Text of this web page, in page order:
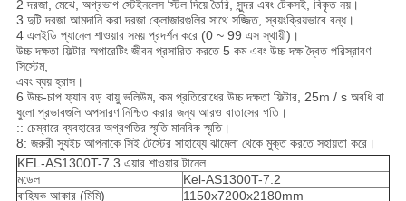
2 দরজা, মেঝে, অগ্রভাগ স্টেইনলেস স্টিল দিয়ে তৈরি, সুন্দর এবং টেকসই, বিকৃত নয়।
3 দুটি দরজা আমদানি করা দরজা ক্লোজারগুলির সাথে সজ্জিত, স্বয়ংক্রিয়ভাবে বন্ধ।
4 এলইডি প্যানেল শাওয়ার সময় প্রদর্শন করে (0 ~ 99 এস স্থায়ী)।
উচ্চ দক্ষতা ফিল্টার অপারেটিং জীবন প্রসারিত করতে 5 কম এবং উচ্চ দক্ষ দ্বৈত পরিস্রাবণ
সিস্টেম,
এবং ব্যয় হ্রাস।
6 উচ্চ-চাপ ফ্যান বড় বায়ু ভলিউম, কম প্রতিরোধের উচ্চ দক্ষতা ফিল্টার, 25m / s অবধি বা
ধুলো প্রভাবগুলি অপসারণ নিশ্চিত করার জন্য আরও বাতাসের গতি।
:: চেম্বারে ব্যবহারের অগ্রগতির স্মৃতি মানবিক স্মৃতি।
8: জরুরী স্যুইচ আপনাকে সিই টেস্টের সাহায্যে ঝামেলা থেকে মুক্ত করতে সহায়তা করে।
KEL-AS1300T-7.3 এয়ার শাওয়ার টানেল
মডেল
Kel-AS1300T-7.2
বাহ্যিক আকার (মিমি)
1150x7200x2180mm